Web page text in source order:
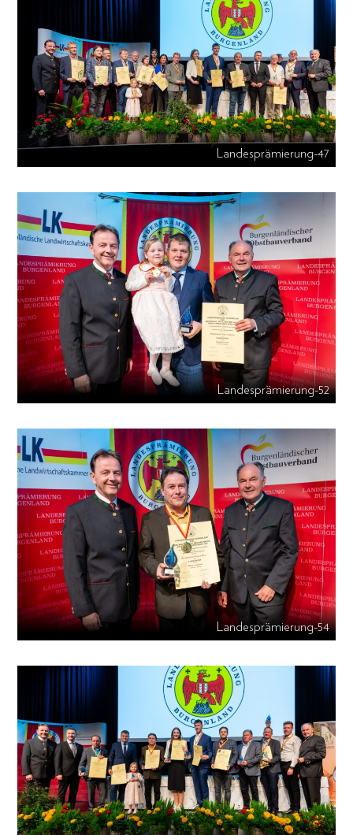
Landesprämierung-47
Landesprämierung-52
Landesprämierung-54